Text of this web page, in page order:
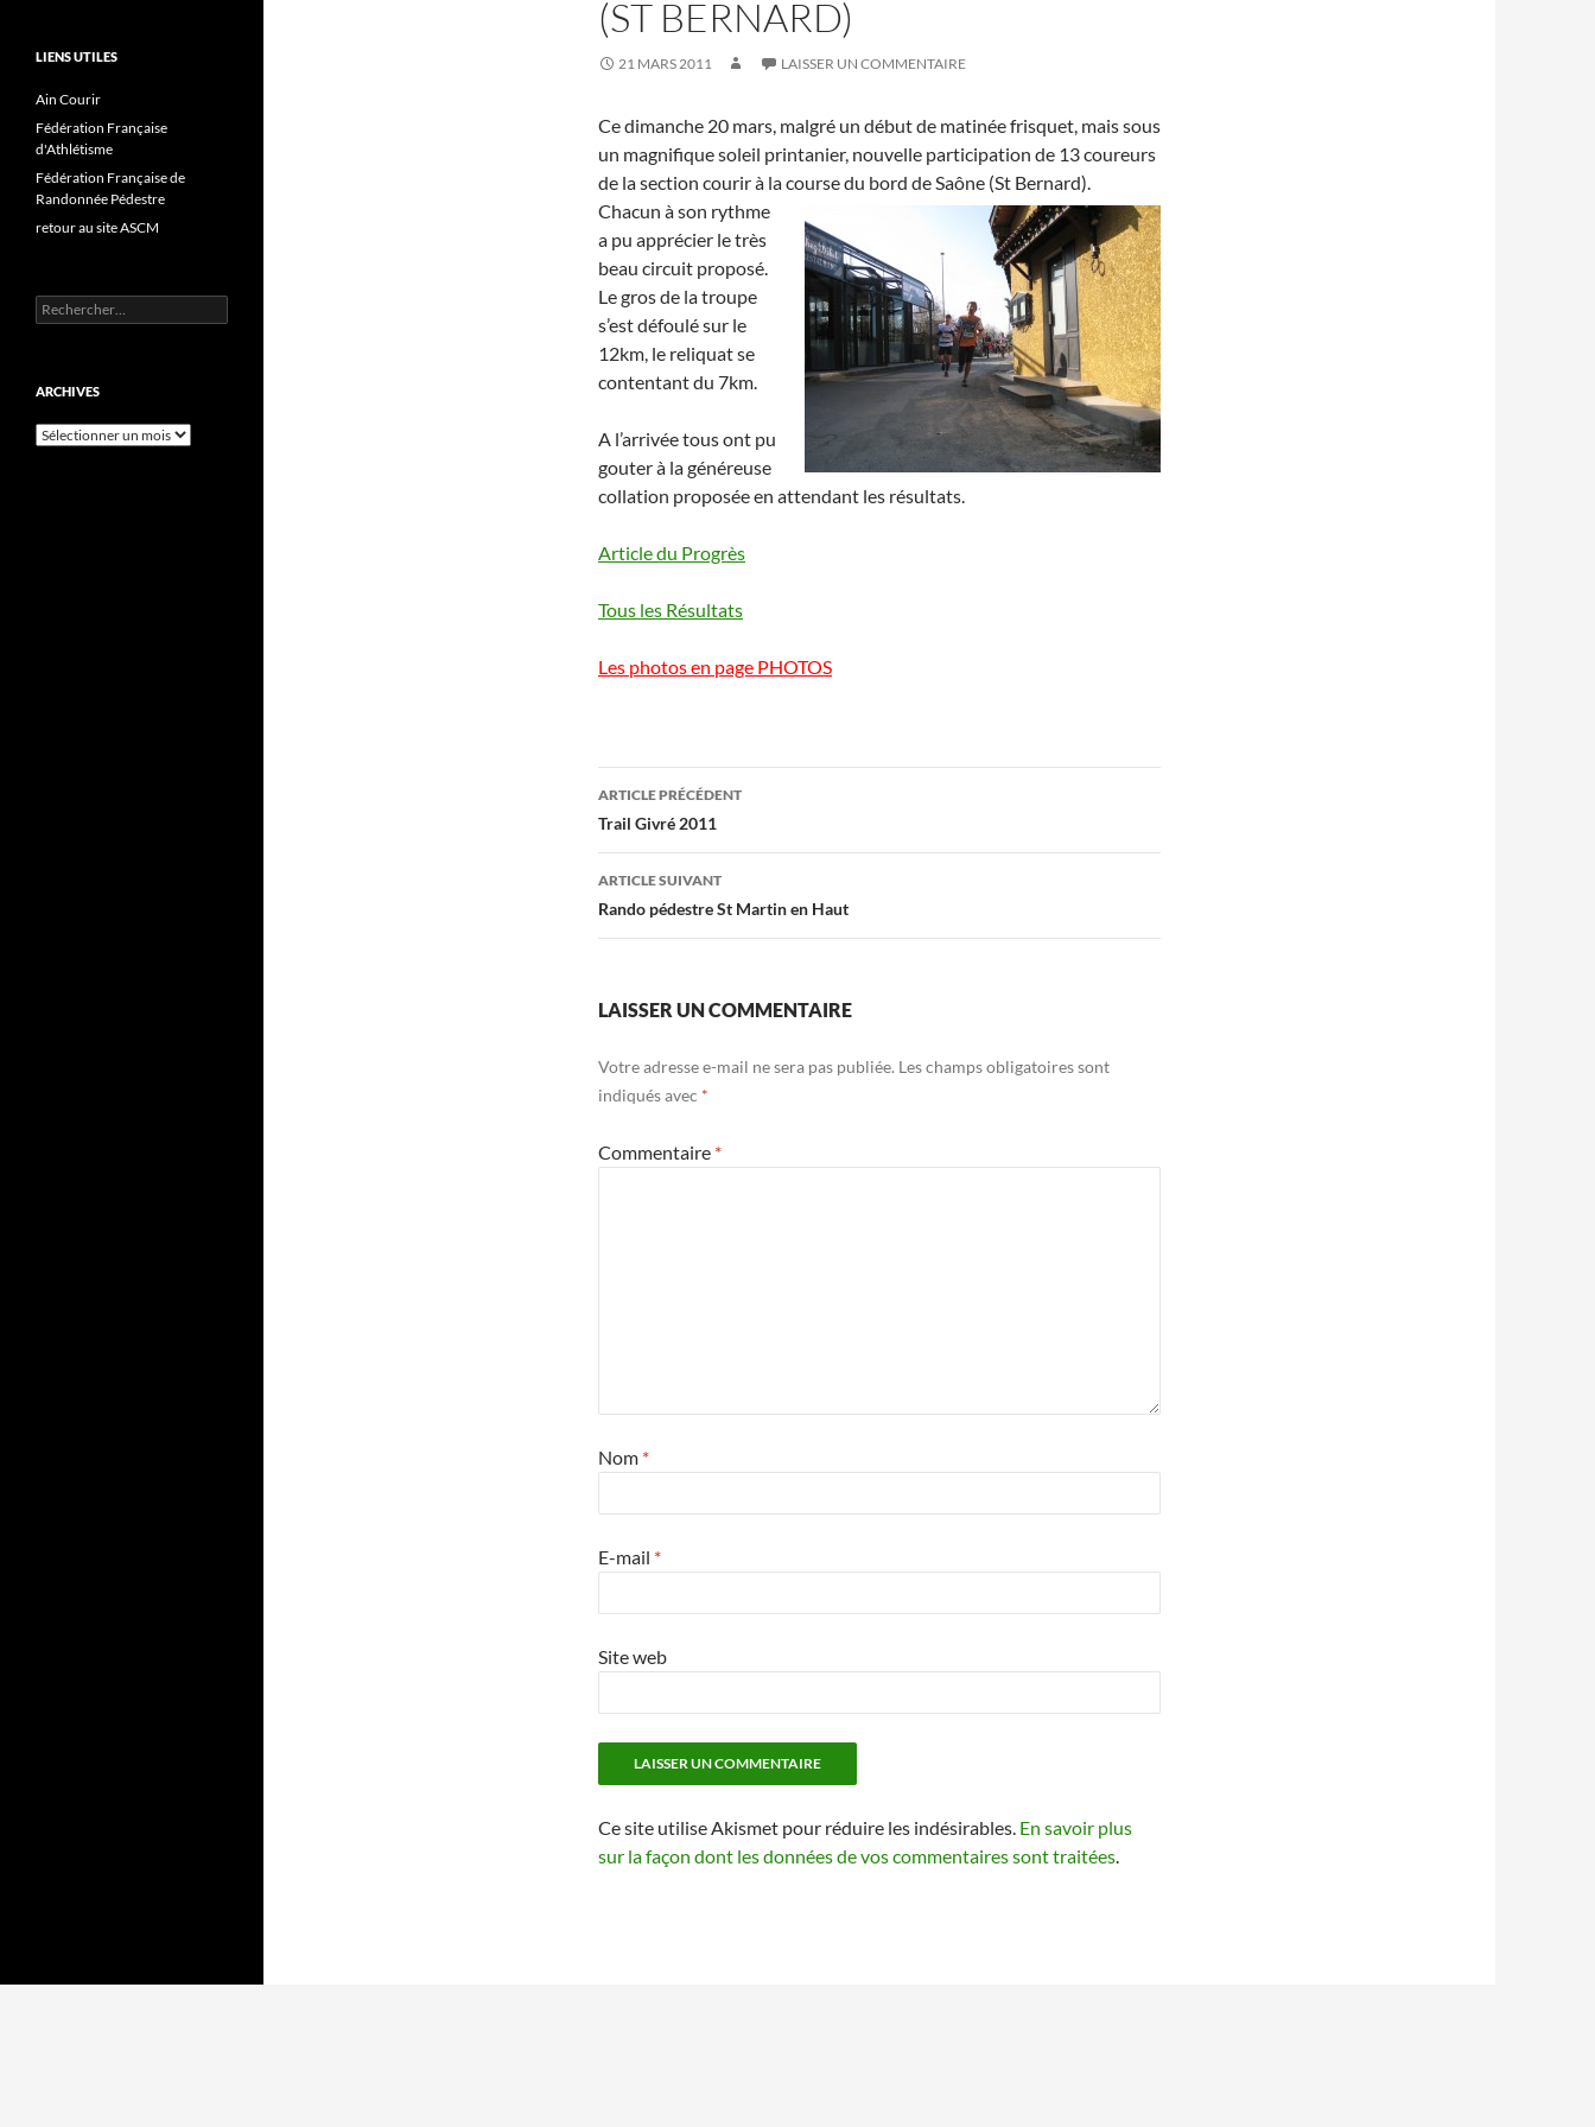
(ST BERNARD)
21 MARS 2011 LAISSER UN COMMENTAIRE
Ce dimanche 20 mars, malgré un début de matinée frisquet, mais sous
un magnifique soleil printanier, nouvelle participation de 13 coureurs
de la section courir à la course du bord de Saône (St Bernard).
Chacun à son rythme
a pu apprécier le très
beau circuit proposé.
Le gros de la troupe
s’est défoulé sur le
12km, le reliquat se
contentant du 7km.
A l’arrivée tous ont pu
gouter à la généreuse
collation proposée en attendant les résultats.
Article du Progrès
Tous les Résultats
Les photos en page PHOTOS
Navigation
des
articles
ARTICLE PRÉCÉDENT
Trail Givré 2011
ARTICLE SUIVANT
Rando pédestre St Martin en Haut
LAISSER UN COMMENTAIRE
Votre adresse e-mail ne sera pas publiée. Les champs obligatoires sont
indiqués avec *
Commentaire *
Nom *
E-mail *
Site web
Ce site utilise Akismet pour réduire les indésirables. En savoir plus
sur la façon dont les données de vos commentaires sont traitées.
LIENS UTILES
Ain Courir
Fédération Française
d'Athlétisme
Fédération Française de
Randonnée Pédestre
retour au site ASCM
Rechercher :
ARCHIVES
Archives